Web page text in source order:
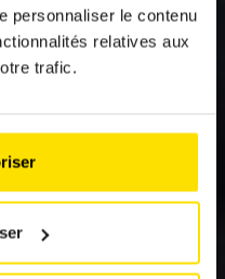
personnaliser le contenu
relatives aux
trafic.
UM